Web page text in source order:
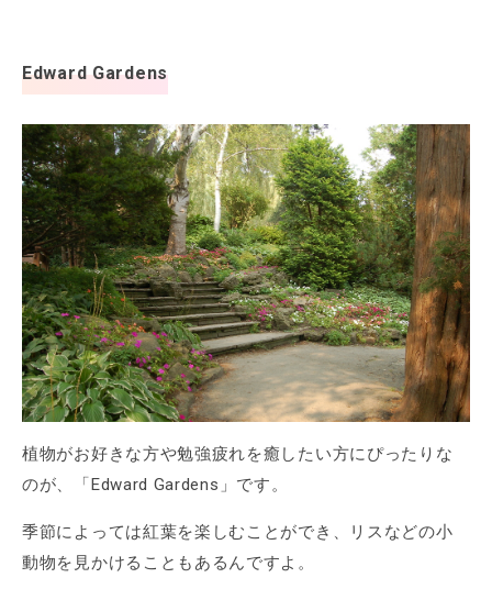
Edward Gardens
植物がお好きな方や勉強疲れを癒したい方にぴったりな
のが、「Edward Gardens」です。
季節によっては紅葉を楽しむことができ、リスなどの小
動物を見かけることもあるんですよ。